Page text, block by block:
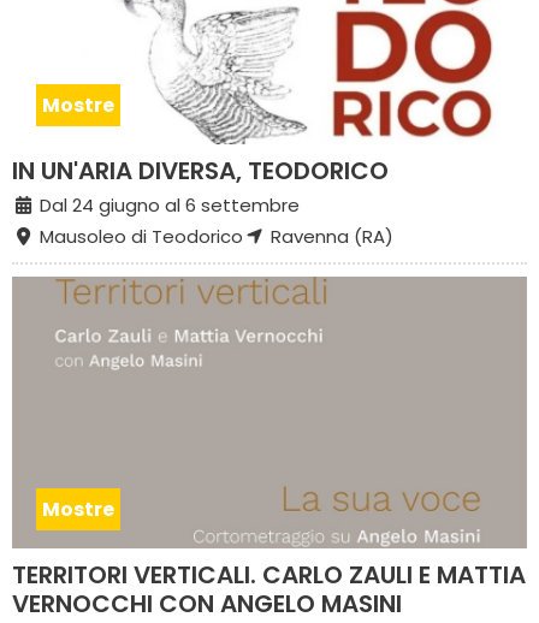
Mostre
IN UN'ARIA DIVERSA, TEODORICO
Dal 24 giugno al 6 settembre
Mausoleo di Teodorico
Ravenna (RA)
Mostre
TERRITORI VERTICALI. CARLO ZAULI E MATTIA
VERNOCCHI CON ANGELO MASINI